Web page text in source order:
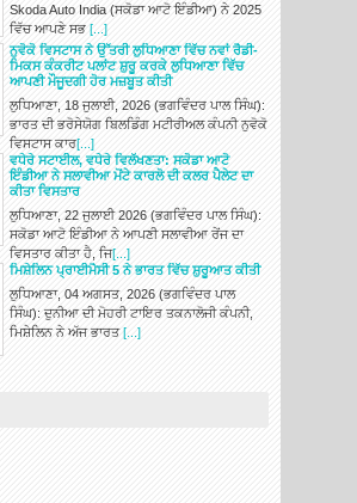
Skoda Auto India (ਸਕੋਡਾ ਆਟੋ ਇੰਡੀਆ) ਨੇ 2025
ਵਿੱਚ ਆਪਣੇ ਸਭ [...]
ਨੁਵੋਕੋ ਵਿਸਟਾਸ ਨੇ ਉੱਤਰੀ ਲੁਧਿਆਣਾ ਵਿੱਚ ਨਵਾਂ ਰੈਡੀ-
ਮਿਕਸ ਕੰਕਰੀਟ ਪਲਾਂਟ ਸ਼ੁਰੂ ਕਰਕੇ ਲੁਧਿਆਣਾ ਵਿੱਚ
ਆਪਣੀ ਮੌਜੂਦਗੀ ਹੋਰ ਮਜ਼ਬੂਤ ਕੀਤੀ
ਲੁਧਿਆਣਾ, 18 ਜੁਲਾਈ, 2026 (ਭਗਵਿੰਦਰ ਪਾਲ ਸਿੰਘ):
ਭਾਰਤ ਦੀ ਭਰੋਸੇਯੋਗ ਬਿਲਡਿੰਗ ਮਟੀਰੀਅਲ ਕੰਪਨੀ ਨੁਵੋਕੋ
ਵਿਸਟਾਸ ਕਾਰ[...]
ਵਧੇਰੇ ਸਟਾਈਲ, ਵਧੇਰੇ ਵਿਲੱਖਣਤਾ: ਸਕੋਡਾ ਆਟੋ
ਇੰਡੀਆ ਨੇ ਸਲਾਵੀਆ ਮੋਂਟੇ ਕਾਰਲੋ ਦੀ ਕਲਰ ਪੈਲੇਟ ਦਾ
ਕੀਤਾ ਵਿਸਤਾਰ
ਲੁਧਿਆਣਾ, 22 ਜੁਲਾਈ 2026 (ਭਗਵਿੰਦਰ ਪਾਲ ਸਿੰਘ):
ਸਕੋਡਾ ਆਟੋ ਇੰਡੀਆ ਨੇ ਆਪਣੀ ਸਲਾਵੀਆ ਰੇਂਜ ਦਾ
ਵਿਸਤਾਰ ਕੀਤਾ ਹੈ, ਜਿ[...]
ਮਿਸ਼ੇਲਿਨ ਪ੍ਰਾਈਮੈਸੀ 5 ਨੇ ਭਾਰਤ ਵਿੱਚ ਸ਼ੁਰੂਆਤ ਕੀਤੀ
ਲੁਧਿਆਣਾ, 04 ਅਗਸਤ, 2026 (ਭਗਵਿੰਦਰ ਪਾਲ
ਸਿੰਘ): ਦੁਨੀਆ ਦੀ ਮੋਹਰੀ ਟਾਇਰ ਤਕਨਾਲੋਜੀ ਕੰਪਨੀ,
ਮਿਸ਼ੇਲਿਨ ਨੇ ਅੱਜ ਭਾਰਤ [...]